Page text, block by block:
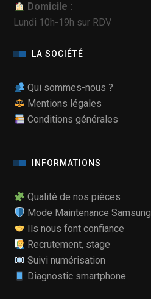
Domicile :
Lundi 10h-19h sur RDV
LA SOCIÉTÉ
Qui sommes-nous ?
Mentions légales
Conditions générales
INFORMATIONS
Qualité de nos pièces
Mode Maintenance Samsung
Ils nous font confiance
Recrutement, stage
Suivi numérisation
Diagnostic smartphone